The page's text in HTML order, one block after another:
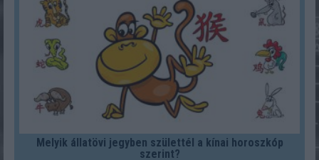
Melyik állatövi jegyben születtél a kínai horoszkóp
szerint?